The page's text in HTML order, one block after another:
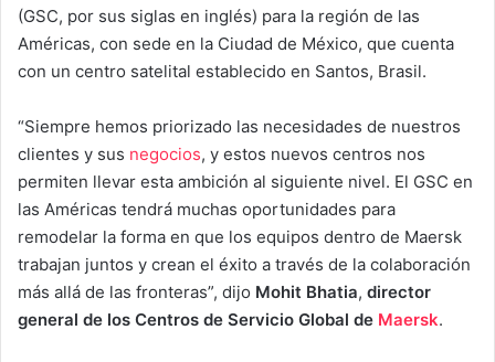
(GSC, por sus siglas en inglés) para la región de las
Américas, con sede en la Ciudad de México, que cuenta
con un centro satelital establecido en Santos, Brasil.
“Siempre hemos priorizado las necesidades de nuestros
clientes y sus negocios, y estos nuevos centros nos
permiten llevar esta ambición al siguiente nivel. El GSC en
las Américas tendrá muchas oportunidades para
remodelar la forma en que los equipos dentro de Maersk
trabajan juntos y crean el éxito a través de la colaboración
más allá de las fronteras”, dijo Mohit Bhatia, director
general de los Centros de Servicio Global de Maersk.